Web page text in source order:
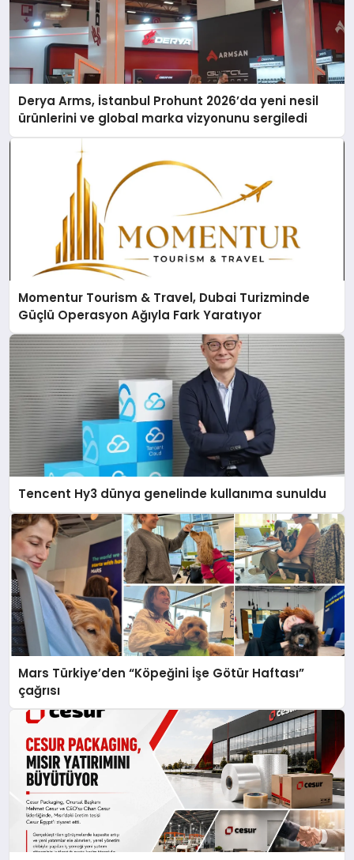
Derya Arms, İstanbul Prohunt 2026’da yeni nesil
ürünlerini ve global marka vizyonunu sergiledi
Momentur Tourism & Travel, Dubai Turizminde
Güçlü Operasyon Ağıyla Fark Yaratıyor
Tencent Hy3 dünya genelinde kullanıma sunuldu
Mars Türkiye’den “Köpeğini İşe Götür Haftası”
çağrısı